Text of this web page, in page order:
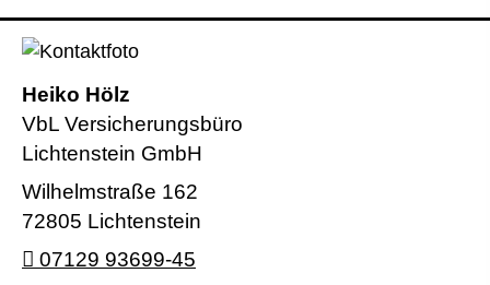
Heiko Hölz
VbL Versicherungsbüro
Lichtenstein GmbH
Wilhelmstraße 162
72805 Lichtenstein
07129 93699-45